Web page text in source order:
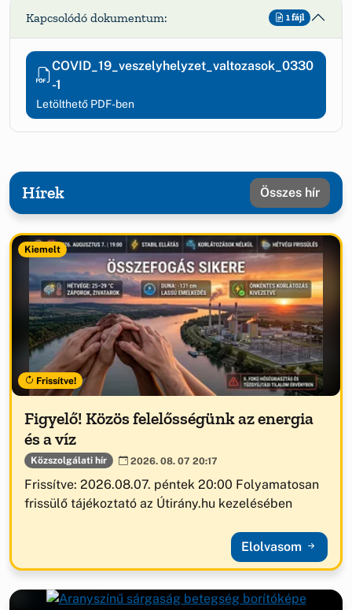
Kapcsolódó dokumentum: 1 fájl
COVID_19_veszelyhelyzet_valtozasok_0330
-1
Letölthető PDF-ben
Hírek Összes hír
Kiemelt
Frissítve!
Figyelő! Közös felelősségünk az energia
és a víz
Közszolgálati hír 2026. 08. 07 20:17
Frissítve: 2026.08.07. péntek 20:00 Folyamatosan
frissülő tájékoztató az Útirány.hu kezelésében
Elolvasom